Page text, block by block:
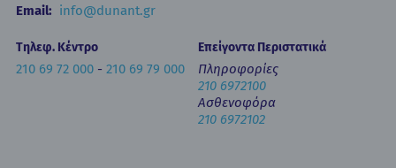
Email: info@dunant.gr
Τηλεφ. Κέντρο
210 69 72 000- 210 69 79 000
Επείγοντα Περιστατικά
Πληροφορίες
210 6972100
Ασθενοφόρα
210 6972102